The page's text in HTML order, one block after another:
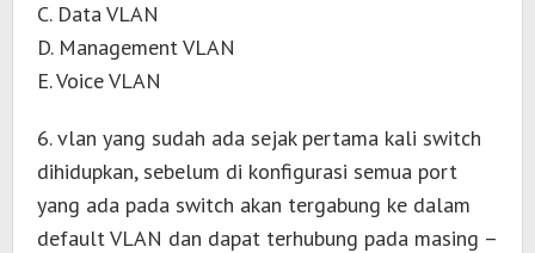
C. Data VLAN
D. Management VLAN
E. Voice VLAN
6. vlan yang sudah ada sejak pertama kali switch
dihidupkan, sebelum di konfigurasi semua port
yang ada pada switch akan tergabung ke dalam
default VLAN dan dapat terhubung pada masing –